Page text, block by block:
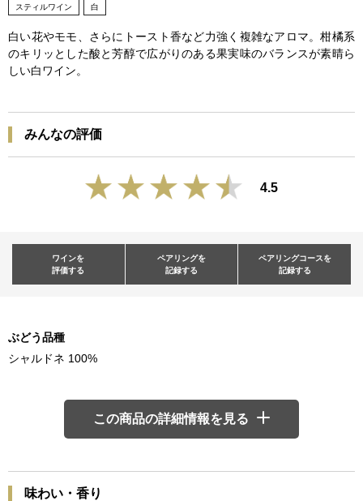
スティルワイン 白
白い花やモモ、さらにトースト香など力強く複雑なアロマ。柑橘系
のキリッとした酸と芳醇で広がりのある果実味のバランスが素晴ら
しい白ワイン。
みんなの評価
4.5
ワインを
評価する
ペアリングを
記録する
ペアリングコースを
記録する
ぶどう品種
シャルドネ 100%
この商品の詳細情報を見る
味わい・香り